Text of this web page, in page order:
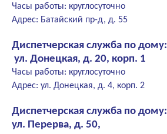
Часы работы: круглосуточно
Адрес: Батайский пр-д, д. 55
Диспетчерская служба по дому:
ул. Донецкая, д. 20, корп. 1
Часы работы: круглосуточно
Адрес: ул. Донецкая, д. 4, корп. 2
Диспетчерская служба по дому:
ул. Перерва, д. 50,